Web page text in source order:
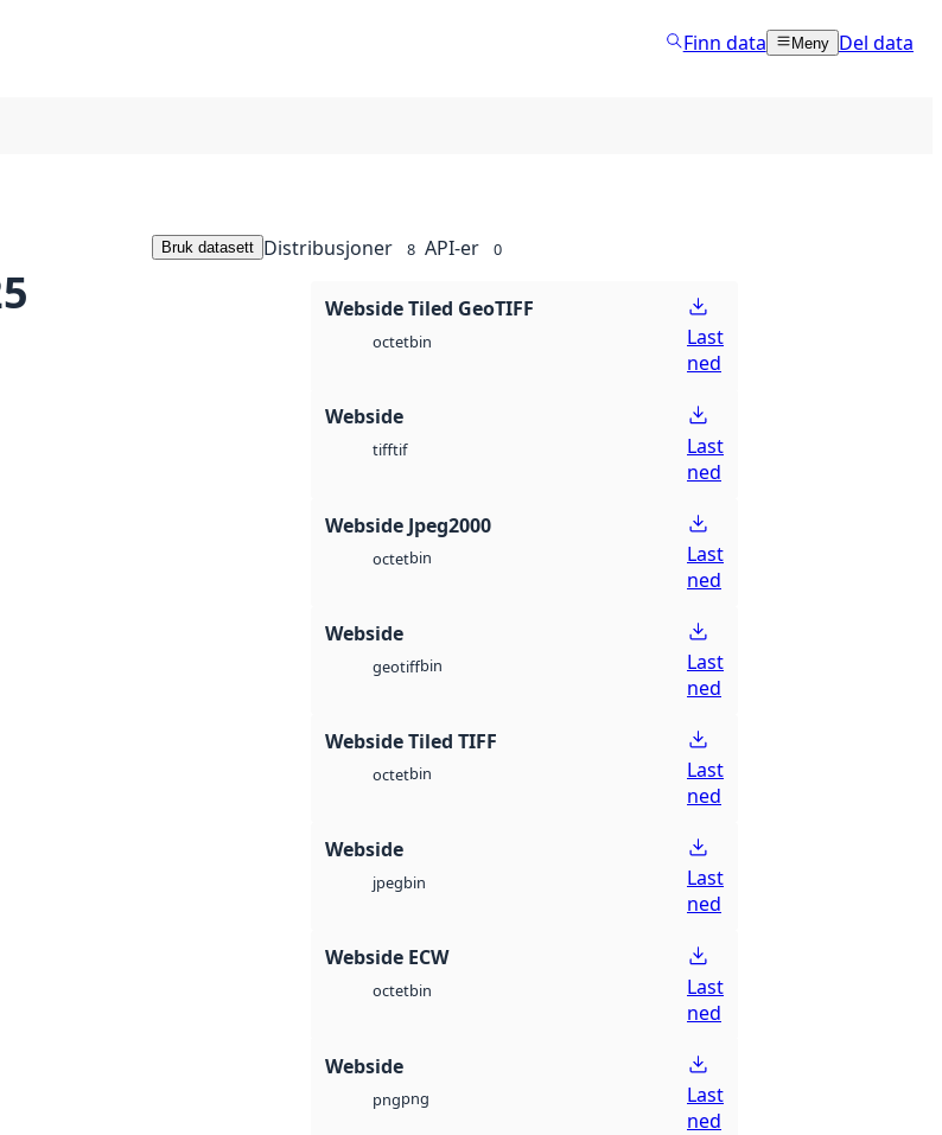
Finn data Meny Del data
Bruk datasett Distribusjoner 8 API-er 0
Webside Tiled GeoTIFF
octetbin
Last
ned
Webside
tifftif
Last
ned
Webside Jpeg2000
octetbin
Last
ned
Webside
geotiffbin
Last
ned
Webside Tiled TIFF
octetbin
Last
ned
Webside
jpegbin
Last
ned
Webside ECW
octetbin
Last
ned
Webside
pngpng
Last
ned